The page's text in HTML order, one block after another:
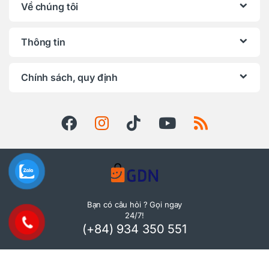
Về chúng tôi
Thông tin
Chính sách, quy định
Bạn có câu hỏi ? Gọi ngay
24/7!
(+84) 934 350 551